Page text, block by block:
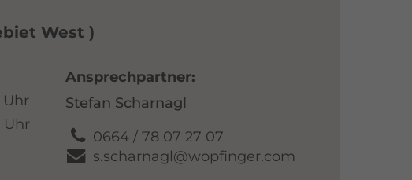
West
Uhr
Uhr
Ansprechpartner
Stefan Scharnagl
0664 / 78 07 27 07
s.scharnagl@wopfinger.com